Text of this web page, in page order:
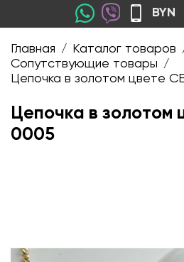
BYN
Главная / Каталог товаров
Сопутствующие товары /
Цепочка в золотом цвете
Цепочка в золотом
0005